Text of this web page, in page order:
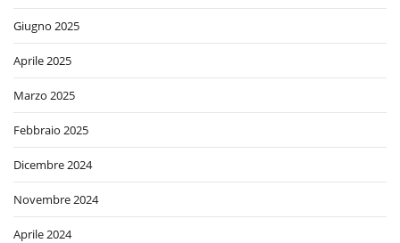
Giugno 2025
Aprile 2025
Marzo 2025
Febbraio 2025
Dicembre 2024
Novembre 2024
Aprile 2024